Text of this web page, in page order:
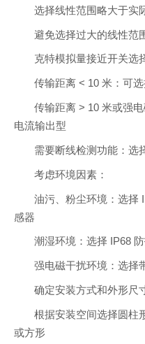
选择线性范围略大于实
避免选择过大的线性范
克特模拟量接近开关选
传输距离 < 10 米：可
传输距离 > 10 米或强
电流输出型
需要断线检测功能：选
考虑环境因素：
油污、粉尘环境：选择
感器
潮湿环境：选择 IP68
强电磁干扰环境：选择
确定安装方式和外形尺
根据安装空间选择圆柱
或方形